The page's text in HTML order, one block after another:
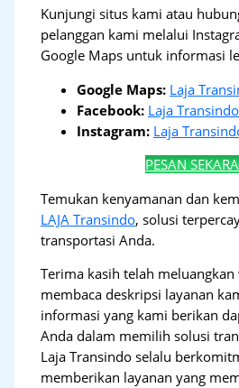
Kunjungi situs kami atau
pelanggan kami melalui
Google Maps untuk informasi
Google Maps: Laja
Facebook: Laja
Instagram: Laja
PESAN
Temukan kenyamanan dan
LAJA Transindo, solusi
transportasi Anda.
Terima kasih telah
membaca deskripsi layanan
informasi yang kami berikan
Anda dalam memilih solusi
Laja Transindo selalu
memberikan layanan yang